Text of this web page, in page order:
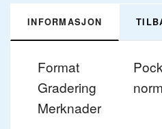
INFORMASJON
Format
Gradering
Merknader